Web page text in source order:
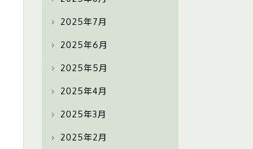
2025年7月
2025年6月
2025年5月
2025年4月
2025年3月
2025年2月